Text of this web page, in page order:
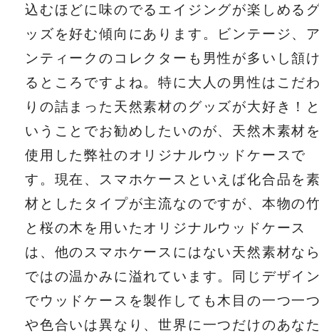
込むほどに味のでるエイジングが楽しめる
ッズを好む傾向にあります。ビンテージ、
ンティークのコレクターも男性が多いし頷
るところですよね。特に大人の男性はこだ
りの詰まった天然素材のグッズが大好き！
いうことでお勧めしたいのが、天然木素材
使用した弊社のオリジナルウッドケースで
す。現在、スマホケースといえば化合品を
材としたタイプが主流なのですが、本物の
と桜の木を用いたオリジナルウッドケース
は、他のスマホケースにはない天然素材な
ではの温かみに溢れています。同じデザイ
でウッドケースを製作しても木目の一つ一
や色合いは異なり、世界に一つだけのあな